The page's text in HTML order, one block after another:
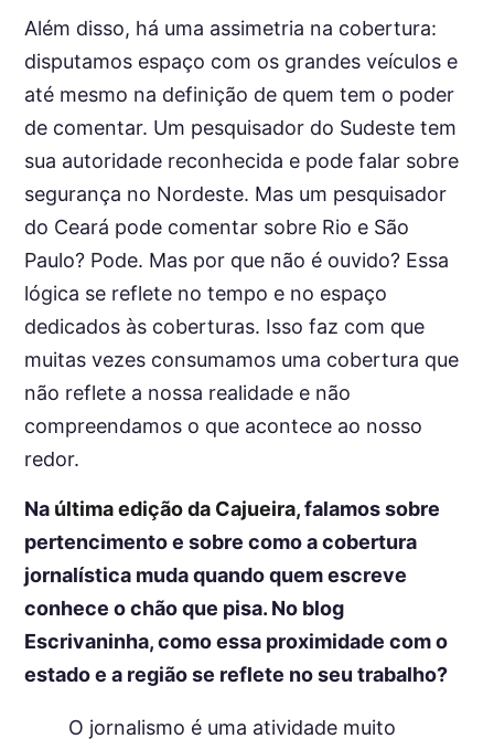
Além disso, há uma assimetria na cobertura:
disputamos espaço com os grandes veículos e
até mesmo na definição de quem tem o poder
de comentar. Um pesquisador do Sudeste tem
sua autoridade reconhecida e pode falar sobre
segurança no Nordeste. Mas um pesquisador
do Ceará pode comentar sobre Rio e São
Paulo? Pode. Mas por que não é ouvido? Essa
lógica se reflete no tempo e no espaço
dedicados às coberturas. Isso faz com que
muitas vezes consumamos uma cobertura que
não reflete a nossa realidade e não
compreendamos o que acontece ao nosso
redor.
Na última edição da Cajueira, falamos sobre
pertencimento e sobre como a cobertura
jornalística muda quando quem escreve
conhece o chão que pisa. No blog
Escrivaninha, como essa proximidade com o
estado e a região se reflete no seu trabalho?
O jornalismo é uma atividade muito